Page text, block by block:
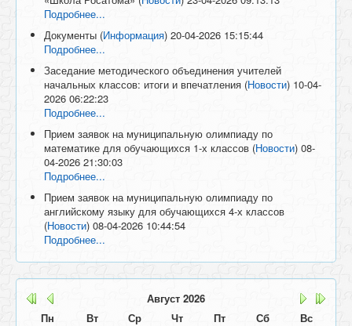
Подробнее...
Документы (Информация) 20-04-2026 15:15:44
Подробнее...
Заседание методического объединения учителей
начальных классов: итоги и впечатления (Новости) 10-04-
2026 06:22:23
Подробнее...
Прием заявок на муниципальную олимпиаду по
математике для обучающихся 1-х классов (Новости) 08-
04-2026 21:30:03
Подробнее...
Прием заявок на муниципальную олимпиаду по
английскому языку для обучающихся 4-х классов
(Новости) 08-04-2026 10:44:54
Подробнее...
Август 2026
Пн
Вт Ср Чт Пт Сб
Вс